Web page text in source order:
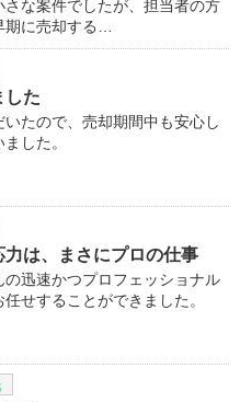
な案件でしたが、担当者の方
に売却する…
した
たので、売却期間中も安心し
した。
力は、まさにプロの仕事
迅速かつプロフェッショナル
せすることができました。